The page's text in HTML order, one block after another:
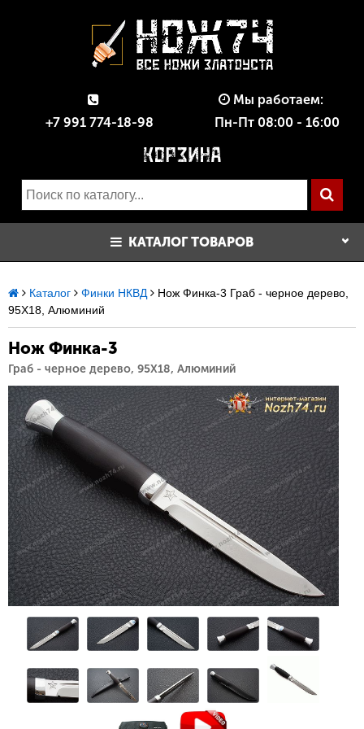
+7 991 774-18-98
Мы работаем:
Пн-Пт 08:00 - 16:00
КАТАЛОГ ТОВАРОВ
Каталог Финки НКВД
Нож Финка-3 Граб - черное дерево,
95Х18, Алюминий
Нож Финка-3
Граб - черное дерево, 95Х18, Алюминий